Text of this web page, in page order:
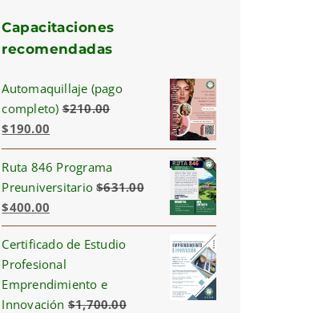
Capacitaciones
recomendadas
Automaquillaje (pago
completo) $210.00
Original
price
was:
$210.00.
$190.00
price
is:
$190.00.
Ruta 846 Programa
Preuniversitario $631.00
Original
price
was:
$631.00.
$400.00
price
is:
$400.00.
Certificado de Estudio
Profesional
Emprendimiento e
Innovación $1,700.00